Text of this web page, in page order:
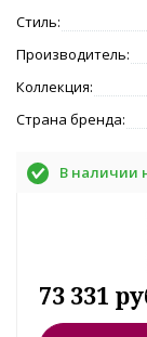
Стиль:
Производитель:
Коллекция:
Страна бренда:
В наличии
73 331